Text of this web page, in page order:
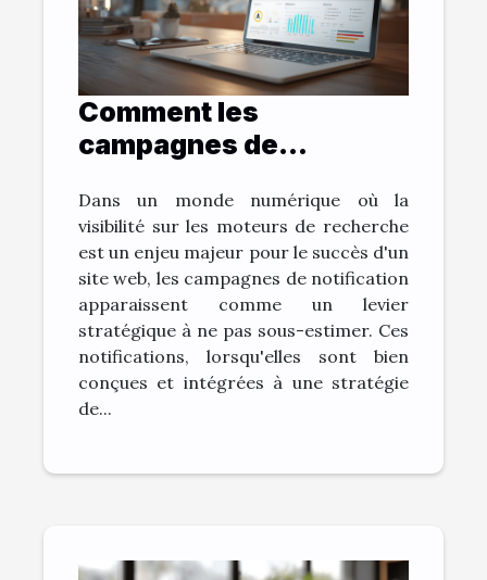
Comment les
campagnes de
dynamiser le
référencement
Dans un monde numérique où la
visibilité sur les moteurs de recherche
est un enjeu majeur pour le succès d'un
site web, les campagnes de notification
apparaissent comme un levier
stratégique à ne pas sous-estimer. Ces
notifications, lorsqu'elles sont bien
conçues et intégrées à une stratégie
de...